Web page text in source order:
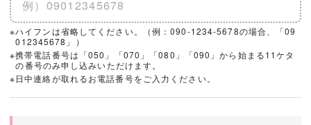
※ハイフンは省略してください。（例：090-1234-5678の場合、「09
012345678」）
※携帯電話番号は「050」「070」「080」「090」から始まる11ケタ
の番号のみ申し込みいただけます。
※日中連絡が取れるお電話番号をご入力ください。